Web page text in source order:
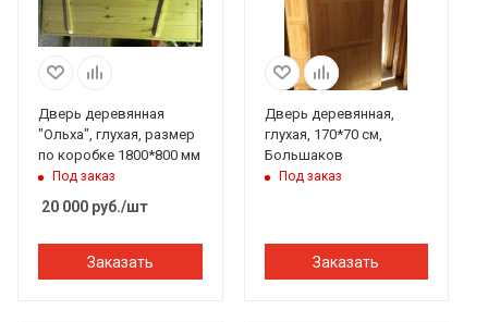
Дверь деревянная
"Ольха", глухая, размер
по коробке 1800*800 мм
Под заказ
20 000 руб./шт
Заказать
Дверь деревянная,
глухая, 170*70 см,
Большаков
Под заказ
Заказать